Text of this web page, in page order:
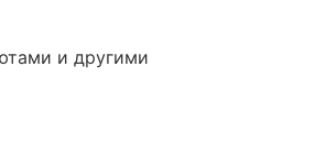
и другими